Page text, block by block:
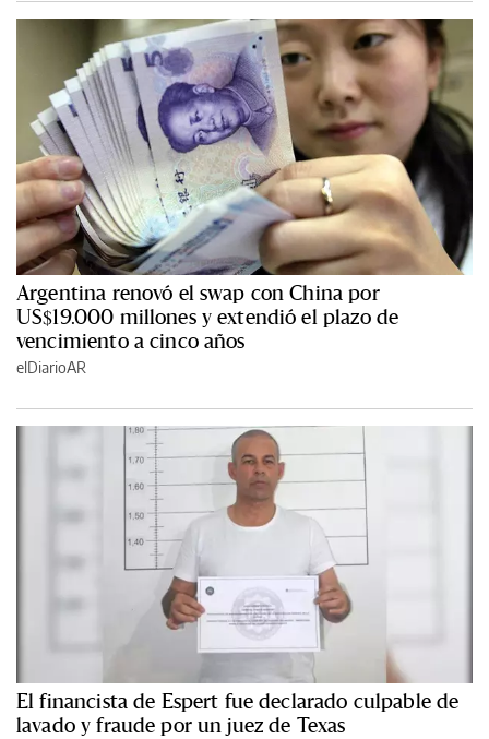
Argentina renovó el swap con China por
US$19.000 millones y extendió el plazo de
vencimiento a cinco años
elDiarioAR
El financista de Espert fue declarado culpable de
lavado y fraude por un juez de Texas